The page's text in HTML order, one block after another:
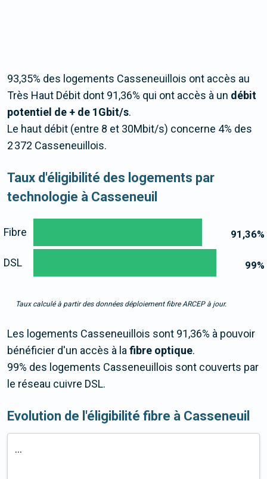
93,35% des logements Casseneuillois ont accès au
Très Haut Débit dont 91,36% qui ont accès à un débit
potentiel de + de 1Gbit/s.
Le haut débit (entre 8 et 30Mbit/s) concerne 4% des
2 372 Casseneuillois.
Taux d'éligibilité des logements par
technologie à Casseneuil
91,36%
99%
Fibre
DSL
Taux calculé à partir des données déploiement fibre ARCEP à jour.
Les logements Casseneuillois sont 91,36% à pouvoir
bénéficier d'un accès à lafibre optique.
99% des logements Casseneuillois sont couverts par
le réseau cuivre DSL.
Evolution de l'éligibilité fibre à Casseneuil
...